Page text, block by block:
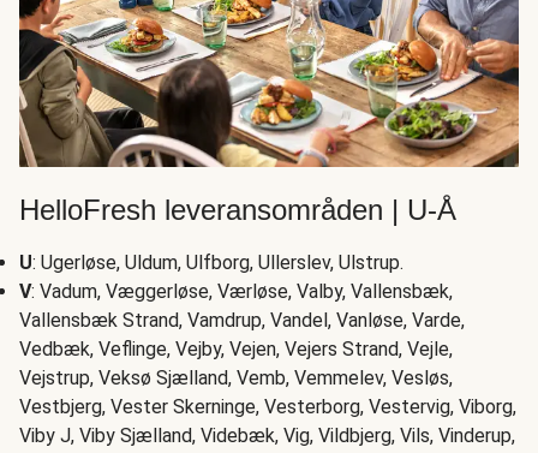
HelloFresh leveransområden | U-Å
U: Ugerløse, Uldum, Ulfborg, Ullerslev, Ulstrup.
V: Vadum, Væggerløse, Værløse, Valby, Vallensbæk,
Vallensbæk Strand, Vamdrup, Vandel, Vanløse, Varde,
Vedbæk, Veflinge, Vejby, Vejen, Vejers Strand, Vejle,
Vejstrup, Veksø Sjælland, Vemb, Vemmelev, Vesløs,
Vestbjerg, Vester Skerninge, Vesterborg, Vestervig, Viborg,
Viby J, Viby Sjælland, Videbæk, Vig, Vildbjerg, Vils, Vinderup,